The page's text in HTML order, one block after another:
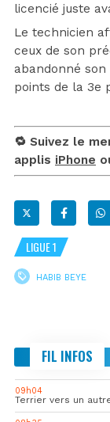
licencié juste
Le technicien
ceux de son
abandonné son
points de la 3e
🔁 Suivez le
applis iPhone
LIGUE 1
HABIB BEYE
FIL INFOS
09h04
Terrier vers un